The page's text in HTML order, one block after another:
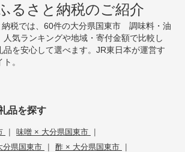
るさと納税のご紹介
納税では、60件の大分県国東市 調味料・油
人気ランキングや地域・寄付金額で比較し
品を安心して選べます。JR東日本が運営す
。
品を探す
| 味噌 × 大分県国東市 |
分県国東市 | 酢 × 大分県国東市 |